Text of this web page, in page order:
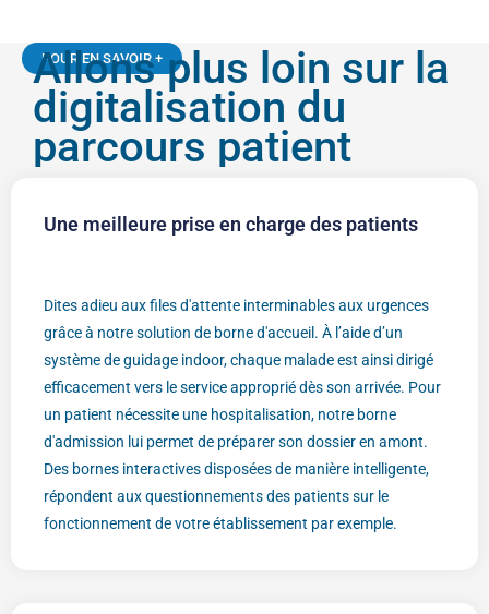
POUR EN SAVOIR +
Allons plus loin sur la
digitalisation du
parcours patient
Une meilleure prise en charge des patients
Dites adieu aux files d'attente interminables aux urgences
grâce à notre solution de borne d'accueil. À l’aide d’un
système de guidage indoor, chaque malade est ainsi dirigé
efficacement vers le service approprié dès son arrivée. Pour
un patient nécessite une hospitalisation, notre borne
d'admission lui permet de préparer son dossier en amont.
Des bornes interactives disposées de manière intelligente,
répondent aux questionnements des patients sur le
fonctionnement de votre établissement par exemple.